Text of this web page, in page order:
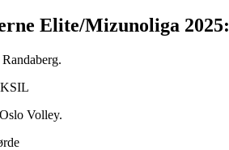
Elite/Mizunoliga 2025:
Volley.